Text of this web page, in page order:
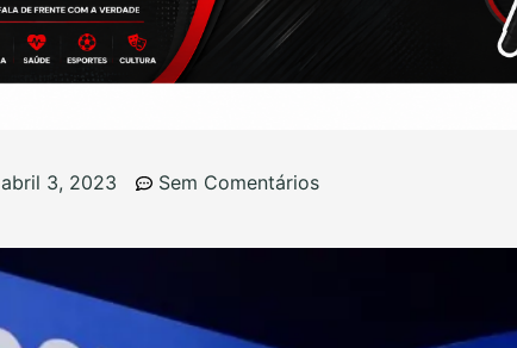
abril 3, 2023 Sem Comentários